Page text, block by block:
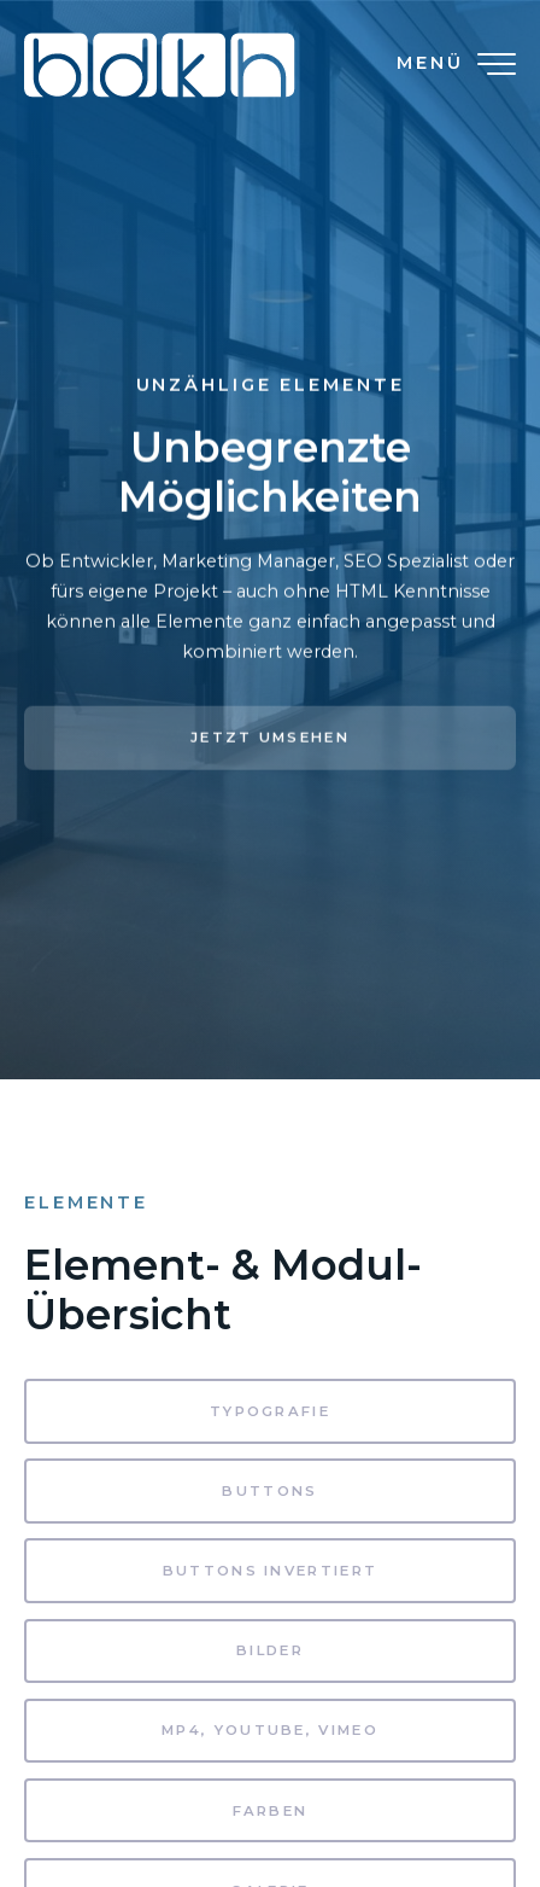
MENÜ
UNZÄHLIGE ELEMENTE
Unbegrenzte
Möglichkeiten
Ob Entwickler, Marketing Manager, SEO Spezialist oder
fürs eigene Projekt – auch ohne HTML Kenntnisse
können alle Elemente ganz einfach angepasst und
kombiniert werden.
JETZT UMSEHEN
ELEMENTE
Element- & Modul-
Übersicht
TYPOGRAFIE
BUTTONS
BUTTONS INVERTIERT
BILDER
MP4, YOUTUBE, VIMEO
FARBEN